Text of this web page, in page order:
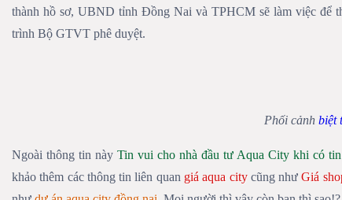
thành hồ sơ, UBND tỉnh Đồng Nai và TPHCM sẽ làm việc để
trình Bộ GTVT phê duyệt.
Phối cảnh biệt
Ngoài thông tin nàyTin vui cho nhà đầu tư Aqua City khi có
khảo thêm các thông tin liên quan giá aqua citycũng nhưGiá